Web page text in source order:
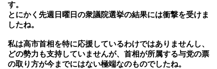
す。
とにかく先週日曜日の衆議院選挙の結果には衝撃を受けま
したね。
私は高市首相を特に応援しているわけではありませんし、
どの勢力も支持していませんが、首相が所属する与党の票
の取り方が今までにはない極端なのものでしたね。